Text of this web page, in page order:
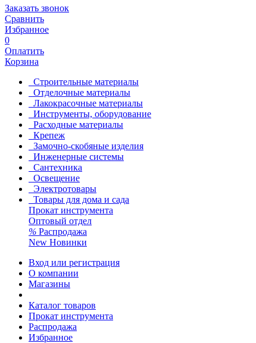
Заказать звонок
Сравнить
Избранное
0
Оплатить
Корзина
Строительные материалы
Отделочные материалы
Лакокрасочные материалы
Инструменты, оборудование
Расходные материалы
Крепеж
Замочно-скобяные изделия
Инженерные системы
Сантехника
Освещение
Электротовары
Товары для дома и сада
Прокат инструмента
Оптовый отдел
% Распродажа
New Новинки
Вход или регистрация
О компании
Магазины
Каталог товаров
Прокат инструмента
Распродажа
Избранное